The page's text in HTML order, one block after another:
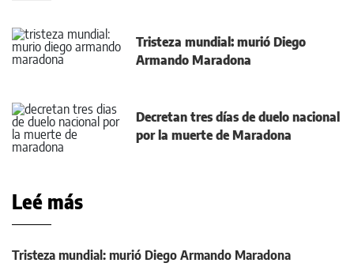
Tristeza mundial: murió Diego
Armando Maradona
Decretan tres días de duelo nacional
por la muerte de Maradona
Leé más
Tristeza mundial: murió Diego Armando Maradona